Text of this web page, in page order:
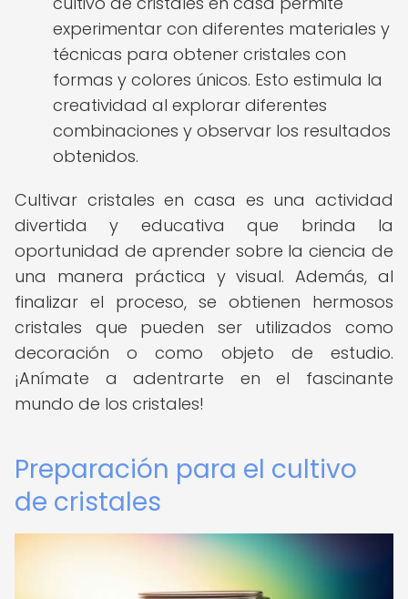
experimentar con diferentes materiales y
técnicas para obtener cristales con
formas y colores únicos. Esto estimula la
creatividad al explorar diferentes
combinaciones y observar los resultados
obtenidos.
Cultivar cristales en casa es una actividad
divertida y educativa que brinda la
oportunidad de aprender sobre la ciencia de
una manera práctica y visual. Además, al
finalizar el proceso, se obtienen hermosos
cristales que pueden ser utilizados como
decoración o como objeto de estudio.
¡Anímate a adentrarte en el fascinante
mundo de los cristales!
Preparación para el cultivo
de cristales